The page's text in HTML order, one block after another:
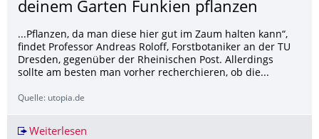
deinem Garten Funkien pflanzen
...Pflanzen, da man diese hier gut im Zaum halten kann“,
findet Professor Andreas Roloff, Forstbotaniker an der TU
Dresden, gegenüber der Rheinischen Post. Allerdings
sollte am besten man vorher recherchieren, ob die...
Quelle: utopia.de
Weiterlesen